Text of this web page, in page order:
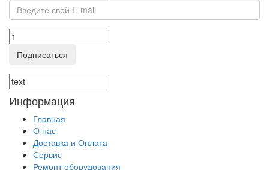
Подписаться
Информация
Главная
О нас
Доставка и Оплата
Сервис
Ремонт оборудования